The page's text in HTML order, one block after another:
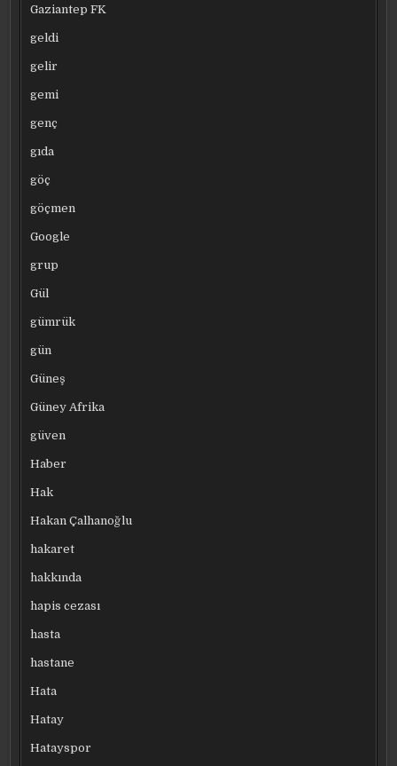
Gaziantep FK
geldi
gelir
gemi
genç
gıda
göç
göçmen
Google
grup
Gül
gümrük
gün
Güneş
Güney Afrika
güven
Haber
Hak
Hakan Çalhanoğlu
hakaret
hakkında
hapis cezası
hasta
hastane
Hata
Hatay
Hatayspor